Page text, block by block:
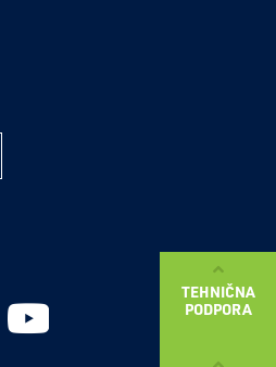
TEHNIČNA
PODPORA